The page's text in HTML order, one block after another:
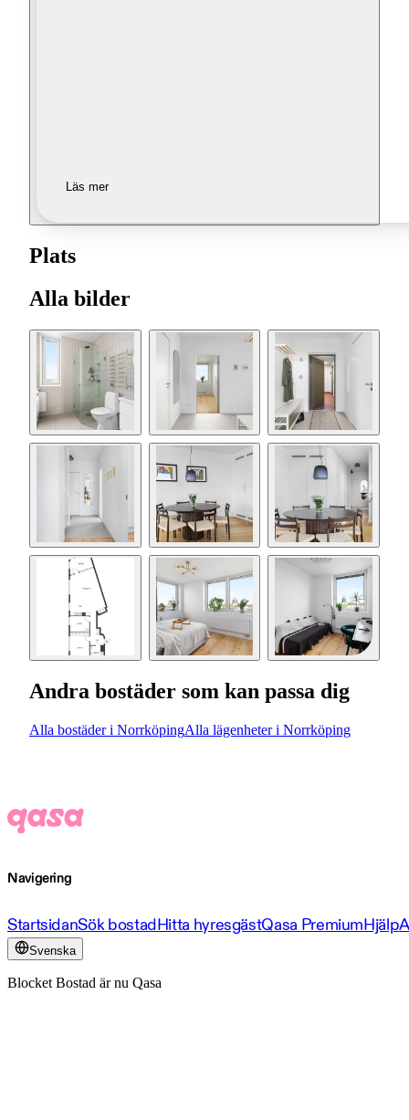
Läs mer
Plats
Alla bilder
Andra bostäder som kan passa dig
Alla bostäder i NorrköpingAlla lägenheter i Norrköping
Navigering
StartsidanSök bostadHitta hyresgästQasa PremiumHjälp
Svenska
Blocket Bostad är nu Qasa